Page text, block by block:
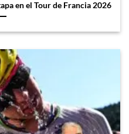
en el Tour de Francia 2026